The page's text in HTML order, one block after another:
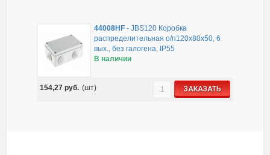
44008HF- JBS120 Коробка
распределительная о/п120х80х50, 6
вых., без галогена, IP55
В наличии
154,27 руб. (шт) ЗАКАЗАТЬ